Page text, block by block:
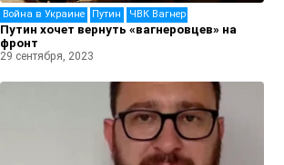
Война в Украине Путин ЧВК Вагнер
Путин хочет вернуть «вагнеровцев» на
фронт
29 сентября, 2023